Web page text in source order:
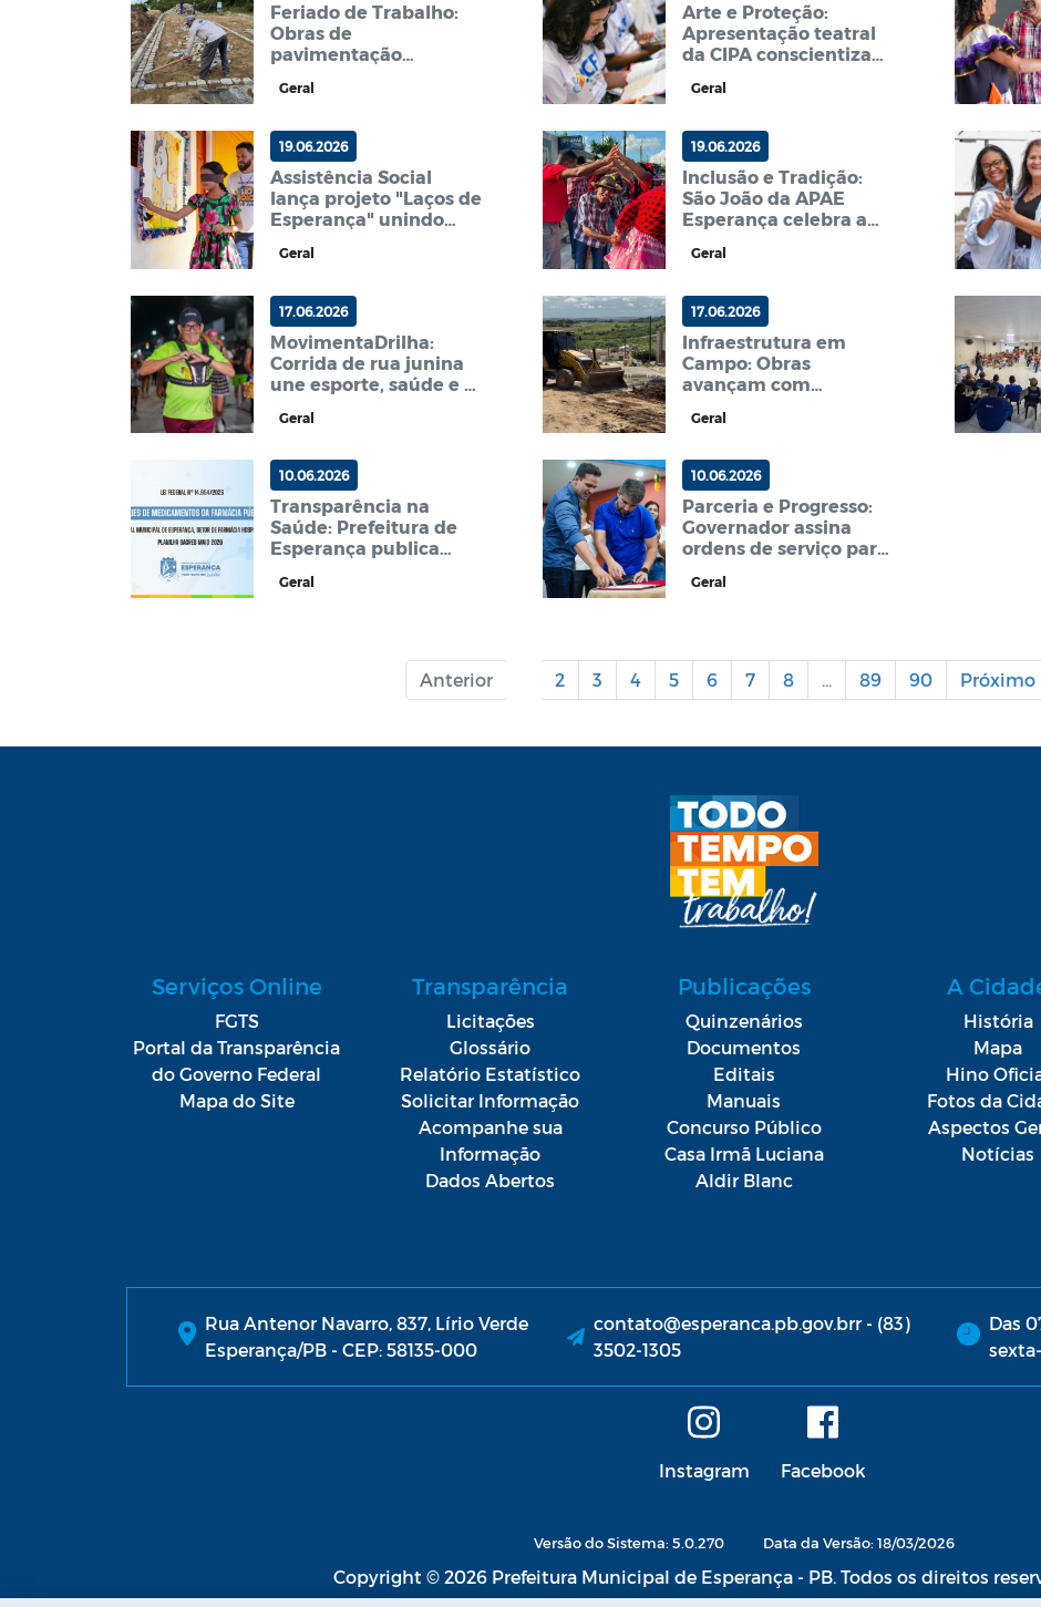
Feriado de Trabalho:
Obras de
pavimentação
acelerado no Bairro do
Geral
Arte e Proteção:
Apresentação teatral
da CIPA conscientiza
SCFV contra o trabalho
Geral
19.06.2026
Assistência Social
lança projeto "Laços de
Esperança" unindo
cestas básicas
Geral
19.06.2026
Inclusão e Tradição:
São João da APAE
Esperança celebra a
muita alegria e
Geral
17.06.2026
MovimentaDrilha:
Corrida de rua junina
une esporte, saúde e o
Esperança
Geral
17.06.2026
Infraestrutura em
Campo: Obras
avançam com
preparação de solo no
Belarmino
Geral
10.06.2026
Transparência na
Saúde: Prefeitura de
Esperança publica
de medicamentos do
Geral
10.06.2026
Parceria e Progresso:
Governador assina
ordens de serviço para
reforma de escolas em
Geral
Anterior 2 3 4 5 6 7 8 ... 89 90 Próximo
Serviços Online
FGTS
Portal da Transparência
do Governo Federal
Mapa do Site
Transparência
Licitações
Glossário
Relatório Estatístico
Solicitar Informação
Acompanhe sua
Informação
Dados Abertos
Publicações
Quinzenários
Documentos
Editais
Manuais
Concurso Público
Casa Irmã Luciana
Aldir Blanc
A
História
Mapa
Hino
Fotos da
Aspectos
Notícias
Rua Antenor Navarro, 837, Lírio Verde
Esperança/PB - CEP: 58135-000
contato@esperanca.pb.gov.brr - (83)
3502-1305
Das
Instagram Facebook
Versão do Sistema: 5.0.270 Data da Versão: 18/03/2026
Copyright © 2026 Prefeitura Municipal de Esperança - PB. Todos os direitos